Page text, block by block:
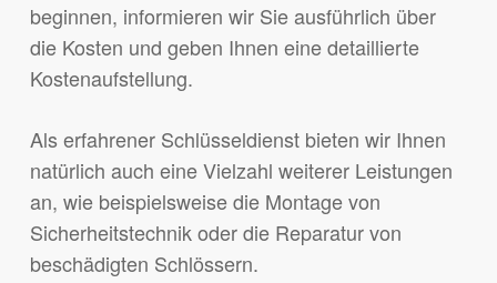
beginnen, informieren wir Sie ausführlich über
die Kosten und geben Ihnen eine detaillierte
Kostenaufstellung.
Als erfahrener Schlüsseldienst bieten wir Ihnen
natürlich auch eine Vielzahl weiterer Leistungen
an, wie beispielsweise die Montage von
Sicherheitstechnik oder die Reparatur von
beschädigten Schlössern.